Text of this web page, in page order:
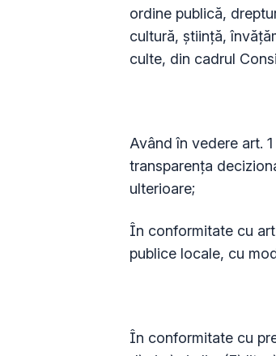
ordine publică,
cultură, ştiinţă,
culte, din cadrul
Având în vedere art.
transparenţa
ulterioare;
În conformitate cu
publice locale, cu
În conformitate cu